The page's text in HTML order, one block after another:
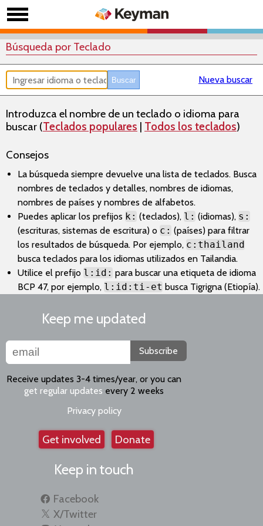
Búsqueda por Teclado
Nueva buscar
Introduzca el nombre de un teclado o idioma para
buscar (Teclados populares | Todos los teclados)
Consejos
La búsqueda siempre devuelve una lista de teclados. Busca
nombres de teclados y detalles, nombres de idiomas,
nombres de países y nombres de alfabetos.
Puedes aplicar los prefijos k: (teclados), l: (idiomas), s:
(escrituras, sistemas de escritura) o c: (países) para filtrar
los resultados de búsqueda. Por ejemplo, c:thailand
busca teclados para los idiomas utilizados en Tailandia.
Utilice el prefijo l:id: para buscar una etiqueta de idioma
BCP 47, por ejemplo, l:id:ti-et busca Tigrigna (Etiopía).
Keep me updated
Subscribe
Receive updates 3-4 times/year, or you can
get regular updates every 2 weeks
Privacy policy
Get involved Donate
Keep in touch
Facebook
X/Twitter